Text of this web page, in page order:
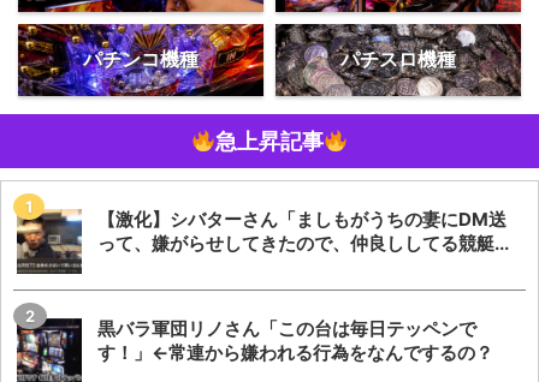
パチンコ機種 パチスロ機種
急上昇記事
【激化】シバターさん「ましもがうちの妻にDM送
って、嫌がらせしてきたので、仲良ししてる競艇...
黒バラ軍団リノさん「この台は毎日テッペンで
す！」←常連から嫌われる行為をなんでするの？